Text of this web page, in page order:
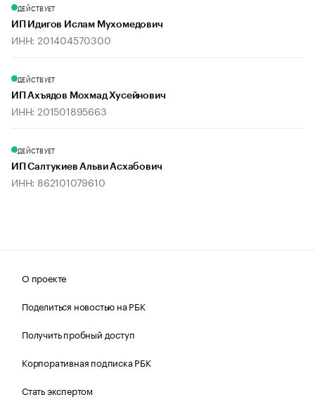
ДЕЙСТВУЕТ
ИП Идигов Ислам Мухомедович
ИНН: 201404570300
ДЕЙСТВУЕТ
ИП Ахъядов Мохмад Хусейнович
ИНН: 201501895663
ДЕЙСТВУЕТ
ИП Салтукиев Альви Асхабович
ИНН: 862101079610
О проекте
Поделиться новостью на РБК
Получить пробный доступ
Корпоративная подписка РБК
Стать экспертом